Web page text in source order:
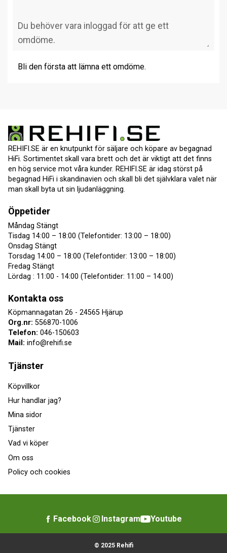
Bli den första att lämna ett omdöme.
REHIFI.SE är en knutpunkt för säljare och köpare av begagnad
HiFi. Sortimentet skall vara brett och det är viktigt att det finns
en hög service mot våra kunder. REHIFI.SE är idag störst på
begagnad HiFi i skandinavien och skall bli det självklara valet när
man skall byta ut sin ljudanläggning.
Öppetider
Måndag Stängt
Tisdag 14:00 – 18:00 (Telefontider: 13:00 – 18:00)
Onsdag Stängt
Torsdag 14:00 – 18:00 (Telefontider: 13:00 – 18:00)
Fredag Stängt
Lördag : 11:00 - 14:00 (Telefontider: 11:00 – 14:00)
Kontakta oss
Köpmannagatan 26 - 24565 Hjärup
Org.nr: 556870-1006
Telefon: 046-150603
Mail: info@rehifi.se
Tjänster
Köpvillkor
Hur handlar jag?
Mina sidor
Tjänster
Vad vi köper
Om oss
Policy och cookies
Facebook Instagram Youtube
© 2025 Rehifi